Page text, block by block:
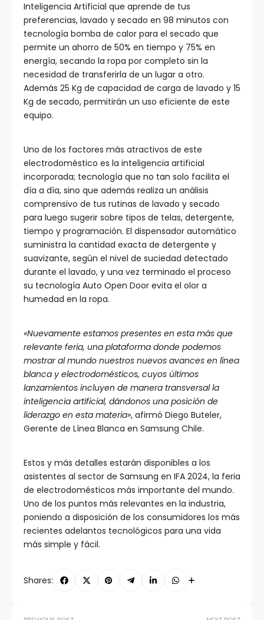
Inteligencia Artificial que aprende de tus
preferencias, lavado y secado en 98 minutos con
tecnología bomba de calor para el secado que
permite un ahorro de 50% en tiempo y 75% en
energía, secando la ropa por completo sin la
necesidad de transferirla de un lugar a otro.
Además 25 Kg de capacidad de carga de lavado y 15
Kg de secado, permitirán un uso eficiente de este
equipo.
Uno de los factores más atractivos de este
electrodoméstico es la inteligencia artificial
incorporada; tecnología que no tan solo facilita el
día a día, sino que además realiza un análisis
comprensivo de tus rutinas de lavado y secado
para luego sugerir sobre tipos de telas, detergente,
tiempo y programación. El dispensador automático
suministra la cantidad exacta de detergente y
suavizante, según el nivel de suciedad detectado
durante el lavado, y una vez terminado el proceso
su tecnología Auto Open Door evita el olor a
humedad en la ropa.
«Nuevamente estamos presentes en esta más que
relevante feria, una plataforma donde podemos
mostrar al mundo nuestros nuevos avances en línea
blanca y electrodomésticos, cuyos últimos
lanzamientos incluyen de manera transversal la
inteligencia artificial, dándonos una posición de
liderazgo en esta materia», afirmó Diego Buteler,
Gerente de Línea Blanca en Samsung Chile.
Estos y más detalles estarán disponibles a los
asistentes al sector de Samsung en IFA 2024, la feria
de electrodomésticos más importante del mundo.
Uno de los puntos más relevantes en la industria,
poniendo a disposición de los consumidores los más
recientes adelantos tecnológicos para una vida
más simple y fácil.
Shares: